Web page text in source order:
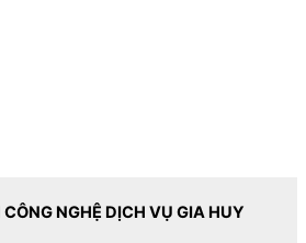
NGHỆ DỊCH VỤ GIA HUY